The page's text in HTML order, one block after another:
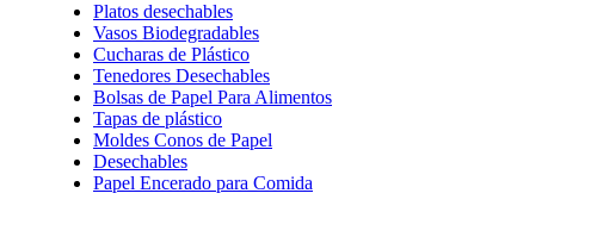
Platos desechables
Vasos Biodegradables
Cucharas de Plástico
Tenedores Desechables
Bolsas de Papel Para Alimentos
Tapas de plástico
Moldes Conos de Papel
Desechables
Papel Encerado para Comida